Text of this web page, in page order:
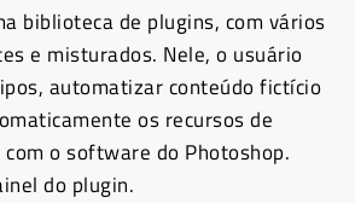
biblioteca de plugins, com vários
e misturados. Nele, o usuário
automatizar conteúdo fictício
os recursos de
o software do Photoshop.
do plugin.